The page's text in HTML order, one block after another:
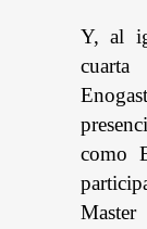
Y, al
como